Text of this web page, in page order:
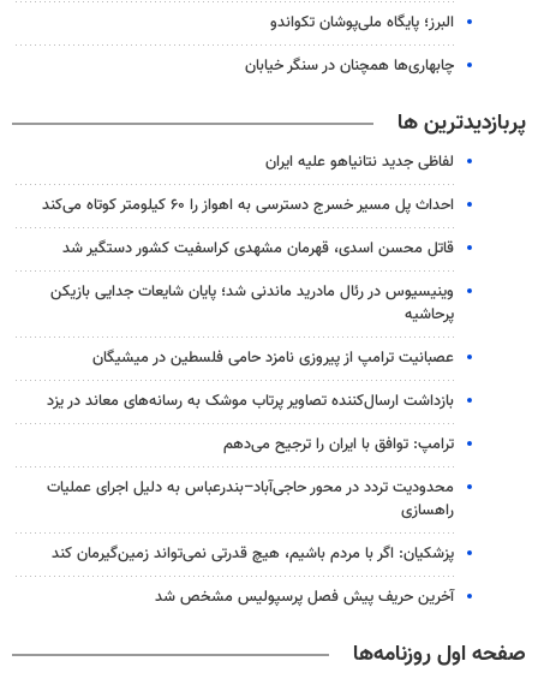
البرز؛ پایگاه ملی‌پوشان تکواندو
چابهاری‌ها همچنان در سنگر خیابان
پربازدیدترین ها
لفاظی جدید نتانیاهو علیه ایران
احداث پل مسیر خسرج دسترسی به اهواز را ۶۰ کیلومتر کوتاه می‌کند
قاتل محسن اسدی، قهرمان مشهدی کراسفیت کشور دستگیر شد
وینیسیوس در رئال مادرید ماندنی شد؛ پایان شایعات جدایی بازیکن
پرحاشیه
عصبانیت ترامپ از پیروزی نامزد حامی فلسطین در میشیگان
بازداشت ارسال‌کننده تصاویر پرتاب موشک به رسانه‌های معاند در یزد
ترامپ: توافق با ایران را ترجیح می‌دهم
محدودیت تردد در محور حاجی‌آباد–بندرعباس به دلیل اجرای عملیات
راهسازی
پزشکیان: اگر با مردم باشیم، هیچ قدرتی نمی‌تواند زمین‌گیرمان کند
آخرین حریف پیش فصل پرسپولیس مشخص شد
صفحه اول روزنامه‌ها